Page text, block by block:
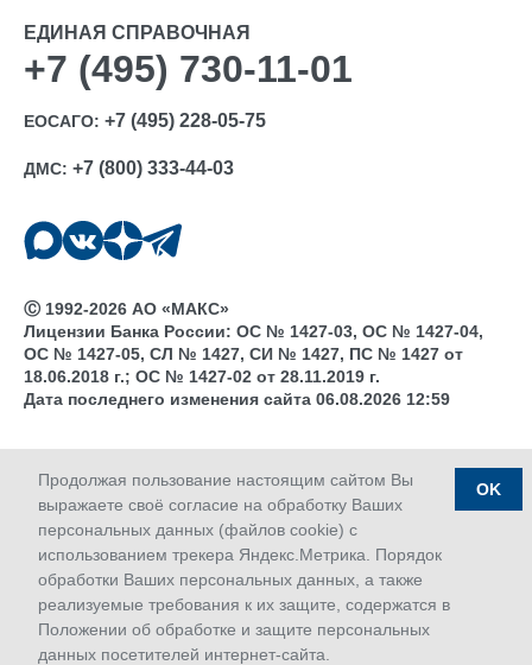
Продолжая пользование настоящим сайтом Вы
выражаете своё согласие на обработку Ваших
персональных данных (файлов cookie) с
использованием трекера Яндекс.Метрика. Порядок
обработки Ваших персональных данных, а также
реализуемые требования к их защите, содержатся в
Положении об обработке и защите персональных
данных посетителей интернет-сайта.
OK
Сервисы
ЕДИНАЯ СПРАВОЧНАЯ
+7 (495) 730-11-01
ЕОСАГО: +7 (495) 228-05-75
ДМС: +7 (800) 333-44-03
Ⓒ 1992-2026 АО «МАКС»
Лицензии Банка России: ОС № 1427-03, ОС № 1427-04,
ОС № 1427-05, СЛ № 1427, СИ № 1427, ПС № 1427 от
18.06.2018 г.; ОС № 1427-02 от 28.11.2019 г.
Дата последнего изменения сайта 06.08.2026 12:59